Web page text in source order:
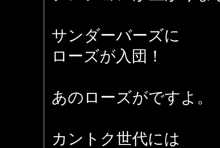
サンダーバーズに
ローズが入団！
あのローズがですよ。
カントク世代には